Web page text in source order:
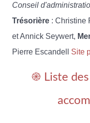
Conseil
Trésorière : Christine
et Annick Seywert,
Pierre Escandell Site
֎ Liste